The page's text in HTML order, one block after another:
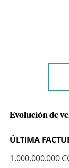
Evolución de
ÚLTIMA
1.000.000.000